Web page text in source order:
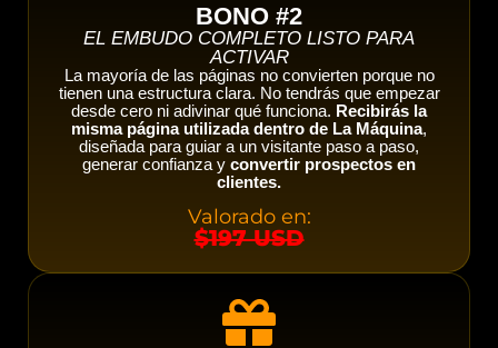
BONO #2
EL EMBUDO COMPLETO LISTO PARA
ACTIVAR
La mayoría de las páginas no convierten porque no
tienen una estructura clara. No tendrás que empezar
desde cero ni adivinar qué funciona. Recibirás la
misma página utilizada dentro de La Máquina,
diseñada para guiar a un visitante paso a paso,
generar confianza y convertir prospectos en
clientes.
Valorado en:
$197 USD